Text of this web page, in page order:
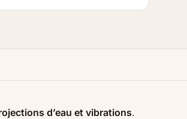
d’eau et vibrations.